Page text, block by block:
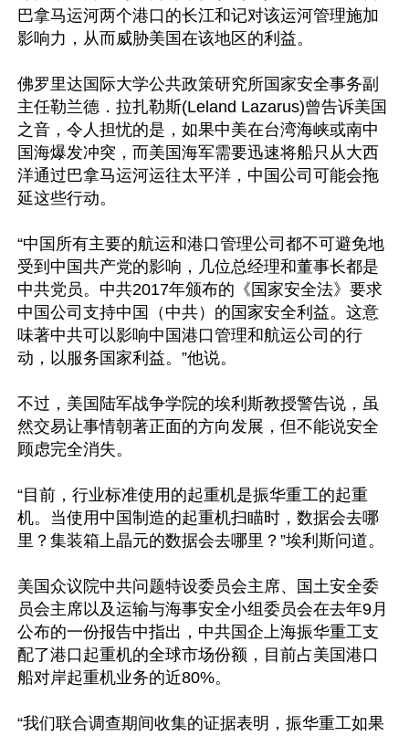
巴拿马运河两个港口的长江和记对该运河管理施加
影响力，从而威胁美国在该地区的利益。
佛罗里达国际大学公共政策研究所国家安全事务副
主任勒兰德．拉扎勒斯(Leland Lazarus)曾告诉美国
之音，令人担忧的是，如果中美在台湾海峡或南中
国海爆发冲突，而美国海军需要迅速将船只从大西
洋通过巴拿马运河运往太平洋，中国公司可能会拖
延这些行动。
“中国所有主要的航运和港口管理公司都不可避免地
受到中国共产党的影响，几位总经理和董事长都是
中共党员。中共2017年颁布的《国家安全法》要求
中国公司支持中国（中共）的国家安全利益。这意
味著中共可以影响中国港口管理和航运公司的行
动，以服务国家利益。”他说。
不过，美国陆军战争学院的埃利斯教授警告说，虽
然交易让事情朝著正面的方向发展，但不能说安全
顾虑完全消失。
“目前，行业标准使用的起重机是振华重工的起重
机。当使用中国制造的起重机扫瞄时，数据会去哪
里？集装箱上晶元的数据会去哪里？”埃利斯问道。
美国众议院中共问题特设委员会主席、国土安全委
员会主席以及运输与海事安全小组委员会在去年9月
公布的一份报告中指出，中共国企上海振华重工支
配了港口起重机的全球市场份额，目前占美国港口
船对岸起重机业务的近80%。
“我们联合调查期间收集的证据表明，振华重工如果